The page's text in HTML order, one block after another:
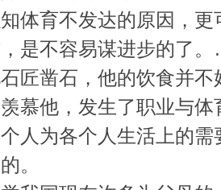
体育不发达的原因，
是不容易谋进步的了
匠凿石，他的饮食并
慕他，发生了职业与
人为各个人生活上的
。